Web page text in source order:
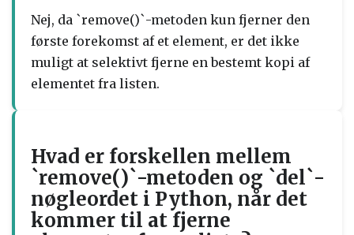
Nej, da `remove()`-metoden kun fjerner den
første forekomst af et element, er det ikke
muligt at selektivt fjerne en bestemt kopi af
elementet fra listen.
Hvad er forskellen mellem
`remove()`-metoden og `del`-
nøgleordet i Python, når det
kommer til at fjerne